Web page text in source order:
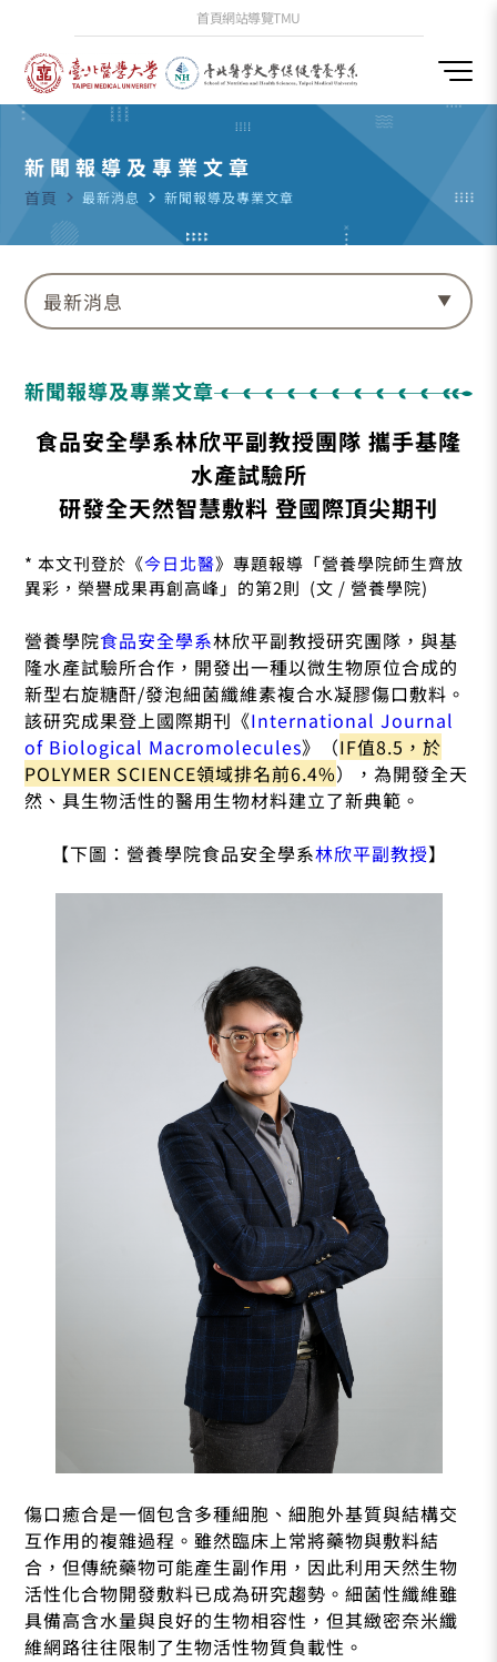
首頁網站導覽TMU
新聞報導及專業文章
首頁 navigate_next 最新消息 navigate_next 新聞報導及專業文章
最新消息
新聞報導及專業文章
食品安全學系林欣平副教授團隊 攜手基隆
水產試驗所
研發全天然智慧敷料 登國際頂尖期刊
* 本文刊登於《今日北醫》專題報導「營養學院師生齊放
異彩，榮譽成果再創高峰」的第2則 (文 / 營養學院)
營養學院食品安全學系林欣平副教授研究團隊，與基
隆水產試驗所合作，開發出一種以微生物原位合成的
新型右旋糖酐/發泡細菌纖維素複合水凝膠傷口敷料。
該研究成果登上國際期刊《International Journal
of Biological Macromolecules》（IF值8.5，於
POLYMER SCIENCE領域排名前6.4%），為開發全天
然、具生物活性的醫用生物材料建立了新典範。
【下圖：營養學院食品安全學系林欣平副教授】
傷口癒合是一個包含多種細胞、細胞外基質與結構交
互作用的複雜過程。雖然臨床上常將藥物與敷料結
合，但傳統藥物可能產生副作用，因此利用天然生物
活性化合物開發敷料已成為研究趨勢。細菌性纖維雖
具備高含水量與良好的生物相容性，但其緻密奈米纖
維網路往往限制了生物活性物質負載性。